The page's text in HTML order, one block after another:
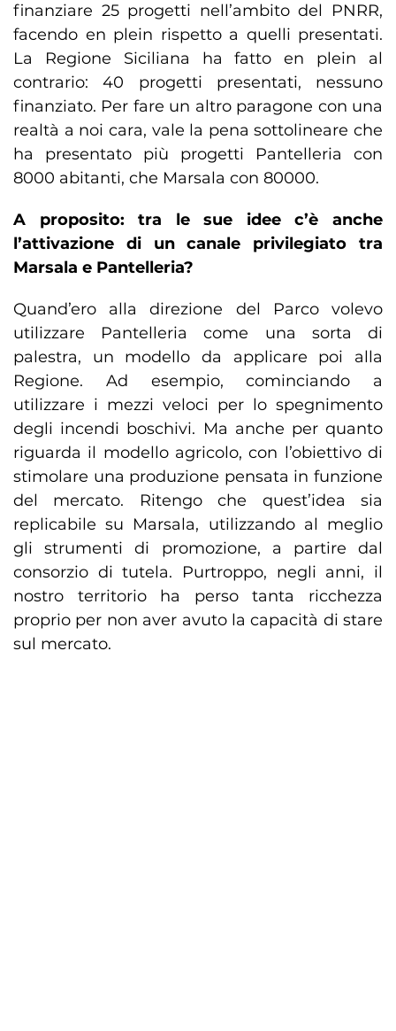
finanziare 25 progetti nell’ambito del PNRR,
facendo en plein rispetto a quelli presentati.
La Regione Siciliana ha fatto en plein al
contrario: 40 progetti presentati, nessuno
finanziato. Per fare un altro paragone con una
realtà a noi cara, vale la pena sottolineare che
ha presentato più progetti Pantelleria con
8000 abitanti, che Marsala con 80000.
A proposito: tra le sue idee c’è anche
l’attivazione di un canale privilegiato tra
Marsala e Pantelleria?
Quand’ero alla direzione del Parco volevo
utilizzare Pantelleria come una sorta di
palestra, un modello da applicare poi alla
Regione. Ad esempio, cominciando a
utilizzare i mezzi veloci per lo spegnimento
degli incendi boschivi. Ma anche per quanto
riguarda il modello agricolo, con l’obiettivo di
stimolare una produzione pensata in funzione
del mercato. Ritengo che quest’idea sia
replicabile su Marsala, utilizzando al meglio
gli strumenti di promozione, a partire dal
consorzio di tutela. Purtroppo, negli anni, il
nostro territorio ha perso tanta ricchezza
proprio per non aver avuto la capacità di stare
sul mercato.